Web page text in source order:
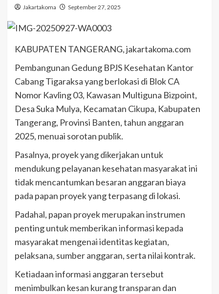
Jakartakoma September 27, 2025
KABUPATEN TANGERANG, jakartakoma.com
Pembangunan Gedung BPJS Kesehatan Kantor
Cabang Tigaraksa yang berlokasi di Blok CA
Nomor Kavling 03, Kawasan Multiguna Bizpoint,
Desa Suka Mulya, Kecamatan Cikupa, Kabupaten
Tangerang, Provinsi Banten, tahun anggaran
2025, menuai sorotan publik.
Pasalnya, proyek yang dikerjakan untuk
mendukung pelayanan kesehatan masyarakat ini
tidak mencantumkan besaran anggaran biaya
pada papan proyek yang terpasang di lokasi.
Padahal, papan proyek merupakan instrumen
penting untuk memberikan informasi kepada
masyarakat mengenai identitas kegiatan,
pelaksana, sumber anggaran, serta nilai kontrak.
Ketiadaan informasi anggaran tersebut
menimbulkan kesan kurang transparan dan